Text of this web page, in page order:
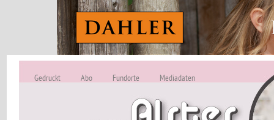
ALSTERKIND -
Alles Neu
Gedruckt Abo Fundorte Mediadaten